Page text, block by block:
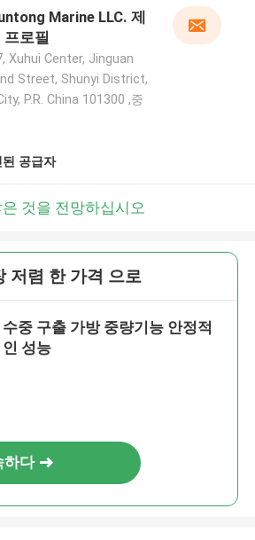
Marine LLC. 제
프로필
Xuhui Center, Jinguan
Street, Shunyi District,
P.R. China 101300 ,중
된 공급자
것을 전망하십시오
저렴 한 가격 으로
수중 구출 가방 중량기능 안정적
인 성능
하다